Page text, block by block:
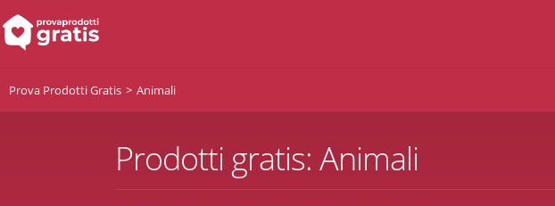
Prova Prodotti Gratis Animali
Prodotti gratis: Animali